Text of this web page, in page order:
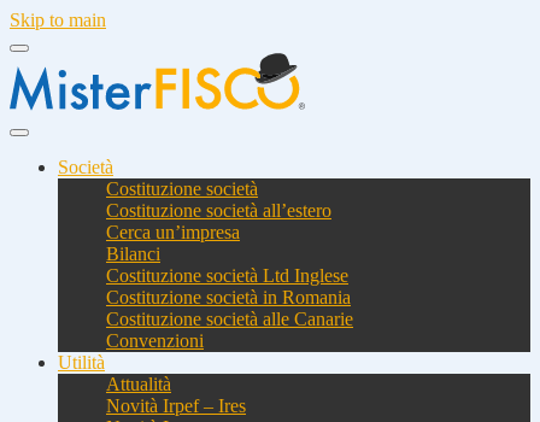
Skip to main
Società
Costituzione società
Costituzione società all’estero
Cerca un’impresa
Bilanci
Costituzione società Ltd Inglese
Costituzione società in Romania
Costituzione società alle Canarie
Convenzioni
Utilità
Attualità
Novità Irpef – Ires